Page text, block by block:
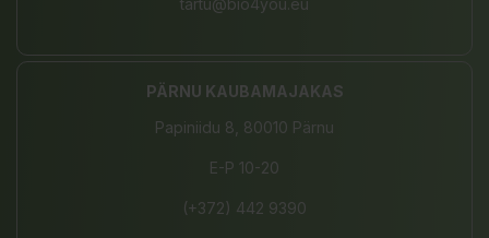
tartu@bio4you.eu
PÄRNU KAUBAMAJAKAS
Papiniidu 8, 80010 Pärnu
E-P 10-20
(+372) 442 9390